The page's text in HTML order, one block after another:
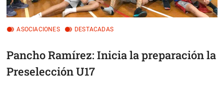
ASOCIACIONES DESTACADAS
Pancho Ramírez: Inicia la preparación la
Preselección U17